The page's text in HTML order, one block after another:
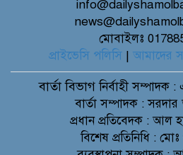
মোবাইলঃ
প্রাইভেসি পলিসি | আমাদের
বার্তা বিভাগনির্বাহী সম্পাদক
বার্তা সম্পাদক :
প্রধান প্রতিবেদক : আল
বিশেষ প্রতিনিধি :